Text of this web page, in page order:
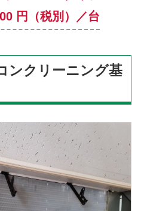
円（税別）／台
ンクリーニング基